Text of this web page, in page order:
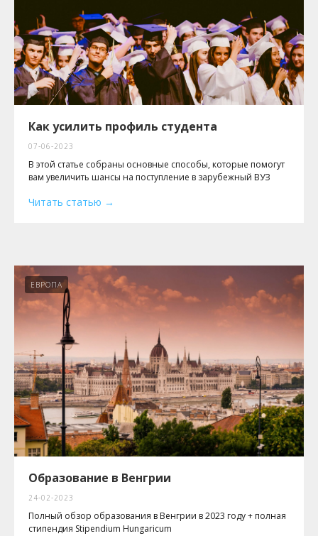
Как усилить профиль студента
07-06-2023
В этой статье собраны основные способы, которые помогут
вам увеличить шансы на поступление в зарубежный ВУЗ
Читать статью
ЕВРОПА
Образование в Венгрии
24-02-2023
Полный обзор образования в Венгрии в 2023 году + полная
стипендия Stipendium Hungaricum